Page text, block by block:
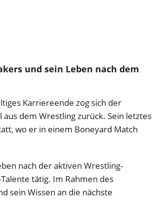
und sein Leben nach dem
Karriereende zog sich der
dem Wrestling zurück. Sein letztes
wo er in einem Boneyard Match
nach der aktiven Wrestling-
tätig. Im Rahmen des
sein Wissen an die nächste